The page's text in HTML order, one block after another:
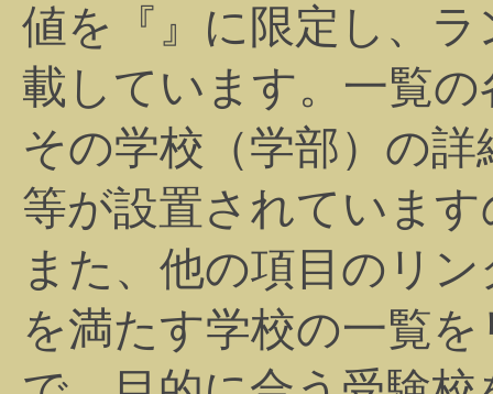
値を『』に限定し、
載しています。一覧
その学校（学部）の
等が設置されていま
また、他の項目のリ
を満たす学校の一覧